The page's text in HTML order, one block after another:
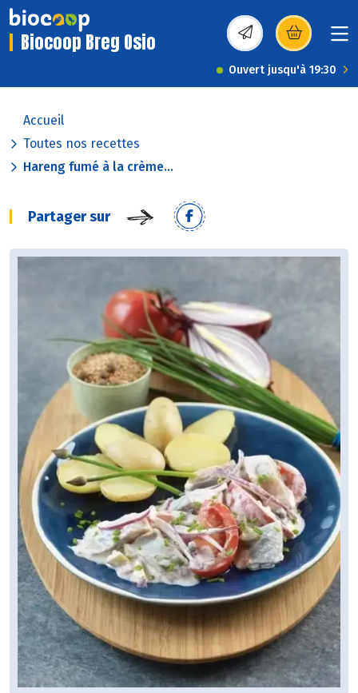
Biocoop Breg Osio (s’ouvre dans une
Ouvert jusqu'à 19:30
Accueil
Toutes nos recettes
Hareng fumé à la crème...
Partager sur